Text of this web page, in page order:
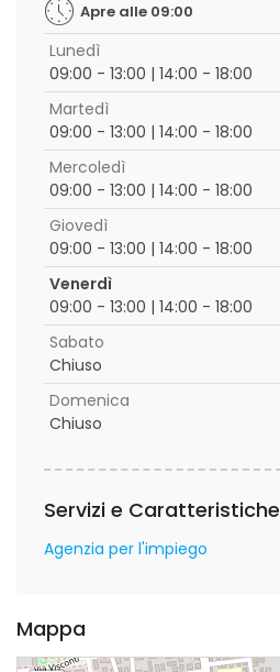
Apre alle 09:00
Lunedì
09:00 - 13:00 | 14:00 - 18:00
Martedì
09:00 - 13:00 | 14:00 - 18:00
Mercoledì
09:00 - 13:00 | 14:00 - 18:00
Giovedì
09:00 - 13:00 | 14:00 - 18:00
Venerdì
09:00 - 13:00 | 14:00 - 18:00
Sabato
Chiuso
Domenica
Chiuso
Servizi e Caratteristiche
Agenzia per l'impiego
Mappa